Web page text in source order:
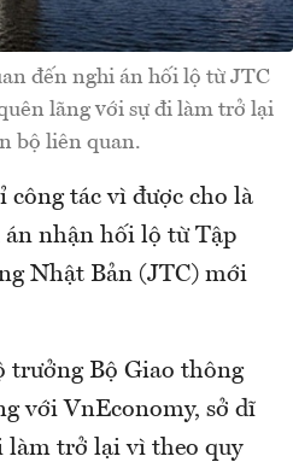
đến nghi án hối lộ từ JTC
lãng với sự đi làm trở lại
bộ liên quan.
công tác vì được cho là
nhận hối lộ từ Tập
Nhật Bản (JTC) mới
trưởng Bộ Giao thông
với VnEconomy, sở dĩ
làm trở lại vì theo quy